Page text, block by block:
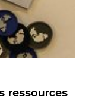
ressources